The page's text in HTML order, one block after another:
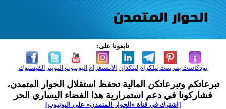
تابعونا على:
الفيسبوك التويتر اليوتيوب الانستغرام لينكدإن تيلكرامبنترست بودكاست
تبرعاتكم وتبرعاتكن المالية تحفظ استقلال الحوار المتمدن،
فشاركونا في دعم استمرارية هذا الفضاء اليساري الحر
[اشترك في قناة ‫«الحوار المتمدن» على اليوتيوب]